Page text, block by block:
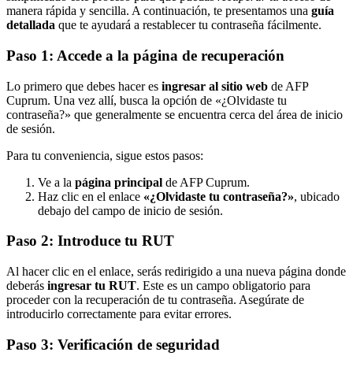
manera rápida y sencilla. A continuación, te presentamos una guía
detallada que te ayudará a restablecer tu contraseña fácilmente.
Paso 1: Accede a la página de recuperación
Lo primero que debes hacer es ingresar al sitio web de AFP
Cuprum. Una vez allí, busca la opción de «¿Olvidaste tu
contraseña?» que generalmente se encuentra cerca del área de inicio
de sesión.
Para tu conveniencia, sigue estos pasos:
Ve a la página principal de AFP Cuprum.
Haz clic en el enlace «¿Olvidaste tu contraseña?», ubicado
debajo del campo de inicio de sesión.
Paso 2: Introduce tu RUT
Al hacer clic en el enlace, serás redirigido a una nueva página donde
deberás ingresar tu RUT. Este es un campo obligatorio para
proceder con la recuperación de tu contraseña. Asegúrate de
introducirlo correctamente para evitar errores.
Paso 3: Verificación de seguridad